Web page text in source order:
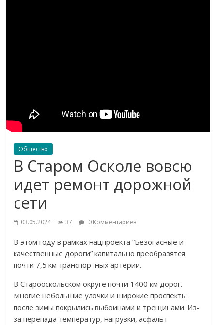
Общество
В Старом Осколе вовсю
идет ремонт дорожной
сети
03.05.2024 37 0 Комментариев
В этом году в рамках нацпроекта “Безопасные и
качественные дороги” капитально преобразятся
почти 7,5 км транспортных артерий.
В Старооскольском округе почти 1400 км дорог.
Многие небольшие улочки и широкие проспекты
после зимы покрылись выбоинами и трещинами. Из-
за перепада температур, нагрузки, асфальт